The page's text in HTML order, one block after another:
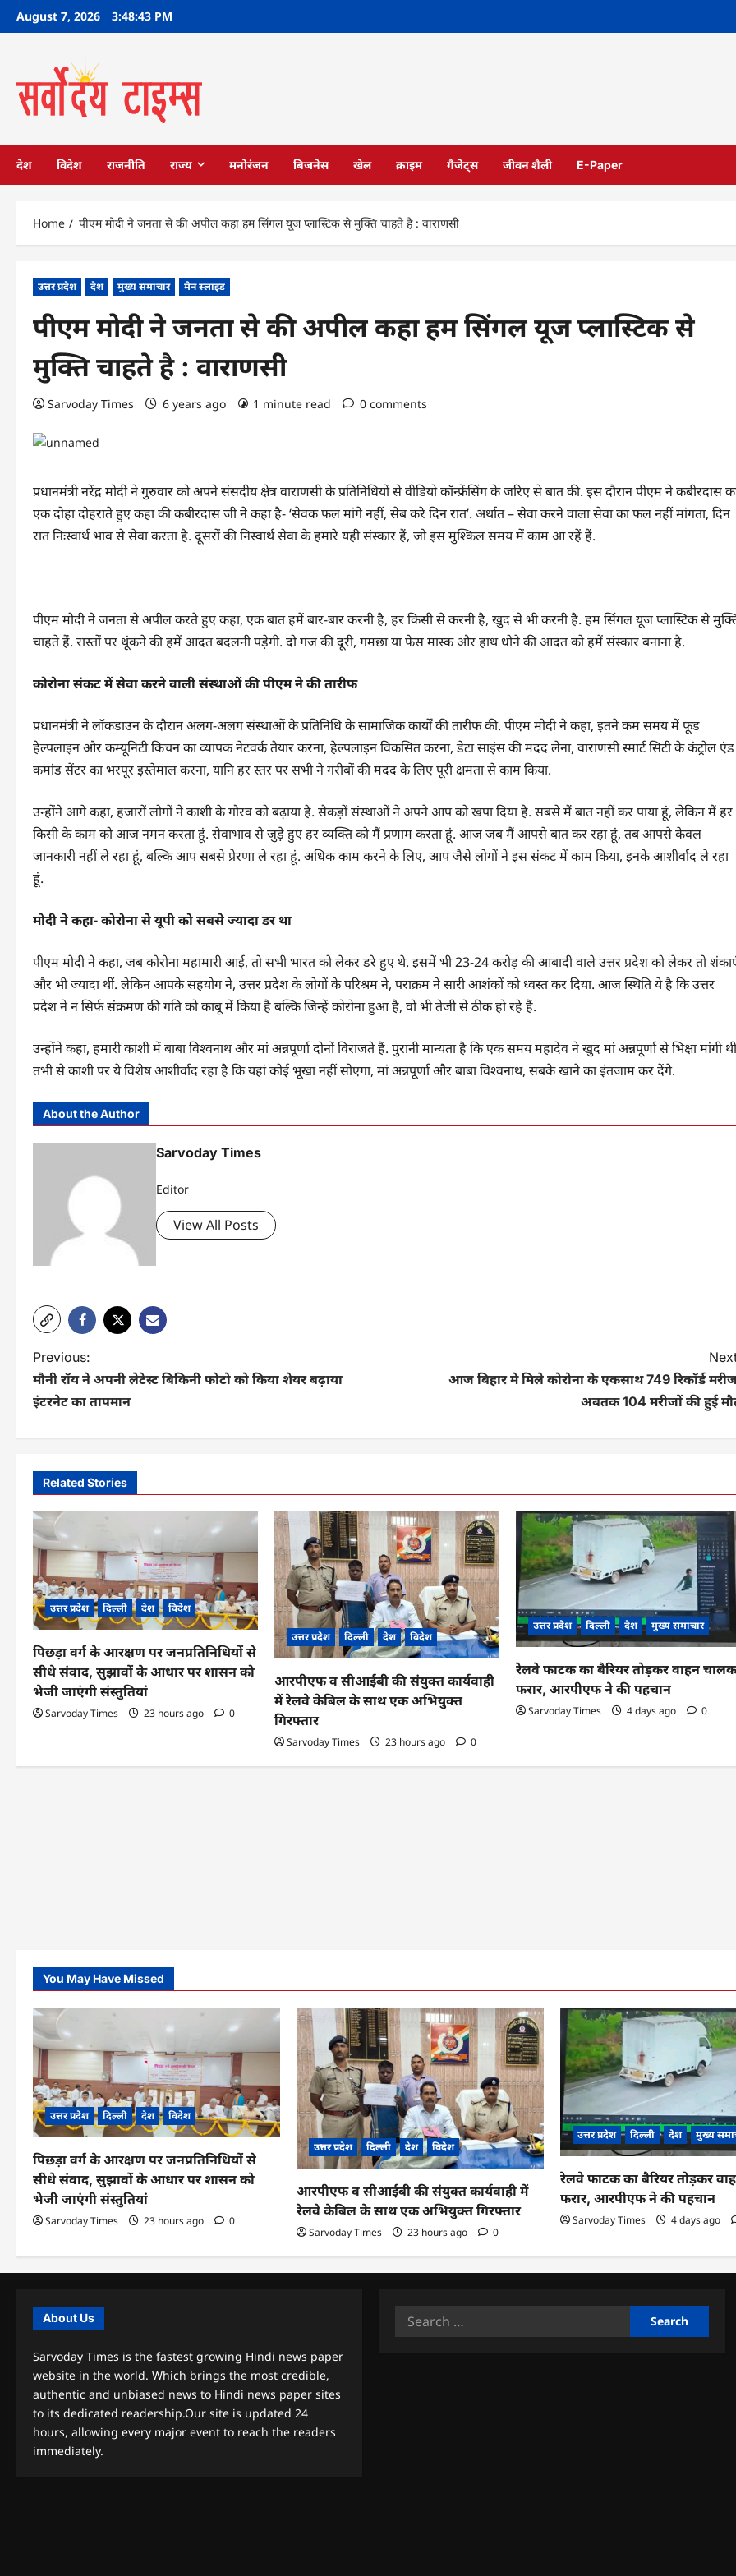
SkipAugust 7, 2026 3:48:44 PM
देश विदेश राजनीति राज्य मनोरंजन बिजनेस खेल क्राइम गैजेट्स जीवन शैली E-Paper
Home पीएम मोदी ने जनता से की अपील कहा हम सिंगल यूज प्लास्टिक से मुक्ति चाहते है : वाराणसी
उत्तर प्रदेश देश मुख्य समाचार मेन स्लाइड
पीएम मोदी ने जनता से की अपील कहा हम सिंगल यूज प्लास्टिक से
मुक्ति चाहते है : वाराणसी
Sarvoday Times 6 years ago 1 minute read 0 comments
प्रधानमंत्री नरेंद्र मोदी ने गुरुवार को अपने संसदीय क्षेत्र वाराणसी के प्रतिनिधियों से वीडियो कॉन्फ्रेंसिंग के जरिए से बात की. इस दौरान पीएम ने कबीरदास
एक दोहा दोहराते हुए कहा की कबीरदास जी ने कहा है- ‘सेवक फल मांगे नहीं, सेब करे दिन रात’. अर्थात – सेवा करने वाला सेवा का फल नहीं मांगता, दिन
रात निःस्वार्थ भाव से सेवा करता है. दूसरों की निस्वार्थ सेवा के हमारे यही संस्कार हैं, जो इस मुश्किल समय में काम आ रहें हैं.
पीएम मोदी ने जनता से अपील करते हुए कहा, एक बात हमें बार-बार करनी है, हर किसी से करनी है, खुद से भी करनी है. हम सिंगल यूज प्लास्टिक से
चाहते हैं. रास्तों पर थूंकने की हमें आदत बदलनी पड़ेगी. दो गज की दूरी, गमछा या फेस मास्क और हाथ धोने की आदत को हमें संस्कार बनाना है.
कोरोना संकट में सेवा करने वाली संस्थाओं की पीएम ने की तारीफ
प्रधानमंत्री ने लॉकडाउन के दौरान अलग-अलग संस्थाओं के प्रतिनिधि के सामाजिक कार्यों की तारीफ की. पीएम मोदी ने कहा, इतने कम समय में फूड
हेल्पलाइन और कम्यूनिटी किचन का व्यापक नेटवर्क तैयार करना, हेल्पलाइन विकसित करना, डेटा साइंस की मदद लेना, वाराणसी स्मार्ट सिटी के कंट्रोल एंड
कमांड सेंटर का भरपूर इस्तेमाल करना, यानि हर स्तर पर सभी ने गरीबों की मदद के लिए पूरी क्षमता से काम किया.
उन्होंने आगे कहा, हजारों लोगों ने काशी के गौरव को बढ़ाया है. सैकड़ों संस्थाओं ने अपने आप को खपा दिया है. सबसे मैं बात नहीं कर पाया हूं, लेकिन मैं हर
किसी के काम को आज नमन करता हूं. सेवाभाव से जुड़े हुए हर व्यक्ति को मैं प्रणाम करता हूं. आज जब मैं आपसे बात कर रहा हूं, तब आपसे केवल
जानकारी नहीं ले रहा हूं, बल्कि आप सबसे प्रेरणा ले रहा हूं. अधिक काम करने के लिए, आप जैसे लोगों ने इस संकट में काम किया, इनके आशीर्वाद ले रहा
हूं.
मोदी ने कहा- कोरोना से यूपी को सबसे ज्यादा डर था
पीएम मोदी ने कहा, जब कोरोना महामारी आई, तो सभी भारत को लेकर डरे हुए थे. इसमें भी 23-24 करोड़ की आबादी वाले उत्तर प्रदेश को लेकर तो
और भी ज्यादा थीं. लेकिन आपके सहयोग ने, उत्तर प्रदेश के लोगों के परिश्रम ने, पराक्रम ने सारी आशंकों को ध्वस्त कर दिया. आज स्थिति ये है कि उत्तर
प्रदेश ने न सिर्फ संक्रमण की गति को काबू में किया है बल्कि जिन्हें कोरोना हुआ है, वो भी तेजी से ठीक हो रहे हैं.
उन्होंने कहा, हमारी काशी में बाबा विश्वनाथ और मां अन्नपूर्णा दोनों विराजते हैं. पुरानी मान्यता है कि एक समय महादेव ने खुद मां अन्नपूर्णा से भिक्षा मांगी
तभी से काशी पर ये विशेष आशीर्वाद रहा है कि यहां कोई भूखा नहीं सोएगा, मां अन्नपूर्णा और बाबा विश्वनाथ, सबके खाने का इंतजाम कर देंगे.
About the Author
Sarvoday Times
Editor
View All Posts
P
o
n
a
v
g
a
t
i
o
Previous:
मौनी रॉय ने अपनी लेटेस्ट बिकिनी फोटो को किया शेयर बढ़ाया
इंटरनेट का तापमान
आज बिहार मे मिले कोरोना के एकसाथ 749 रिकॉर्ड
अबतक 104 मरीजों की हुई
Related Stories
उत्तर प्रदेश दिल्ली देश विदेश
पिछड़ा वर्ग के आरक्षण पर जनप्रतिनिधियों से
सीधे संवाद, सुझावों के आधार पर शासन को
भेजी जाएंगी संस्तुतियां
Sarvoday Times 23 hours ago 0
उत्तर प्रदेश दिल्ली देश विदेश
आरपीएफ व सीआईबी की संयुक्त कार्यवाही
में रेलवे केबिल के साथ एक अभियुक्त
गिरफ्तार
Sarvoday Times 23 hours ago 0
उत्तर प्रदेश दिल्ली देश मुख्य समाचार
रेलवे फाटक का बैरियर तोड़कर वाहन
फरार, आरपीएफ ने की पहचान
Sarvoday Times 4 days ago 0
You May Have Missed
उत्तर प्रदेश दिल्ली देश विदेश
पिछड़ा वर्ग के आरक्षण पर जनप्रतिनिधियों से
सीधे संवाद, सुझावों के आधार पर शासन को
भेजी जाएंगी संस्तुतियां
Sarvoday Times 23 hours ago 0
उत्तर प्रदेश दिल्ली देश विदेश
आरपीएफ व सीआईबी की संयुक्त कार्यवाही में
रेलवे केबिल के साथ एक अभियुक्त गिरफ्तार
Sarvoday Times 23 hours ago 0
उत्तर प्रदेश दिल्ली देश मुख्य
रेलवे फाटक का बैरियर तोड़कर
फरार, आरपीएफ ने की पहचान
Sarvoday Times 4 days ago
About Us
Sarvoday Times is the fastest growing Hindi news paper
website in the world. Which brings the most credible,
authentic and unbiased news to Hindi news paper sites
to its dedicated readership.Our site is updated 24
hours, allowing every major event to reach the readers
immediately.
Search